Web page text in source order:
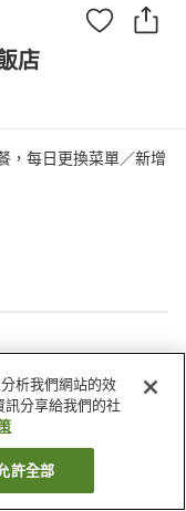
店
，每日更換菜單／新增
析我們網站的效
訊分享給我們的社
許全部